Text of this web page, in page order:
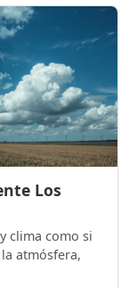
Los
clima como si
atmósfera,